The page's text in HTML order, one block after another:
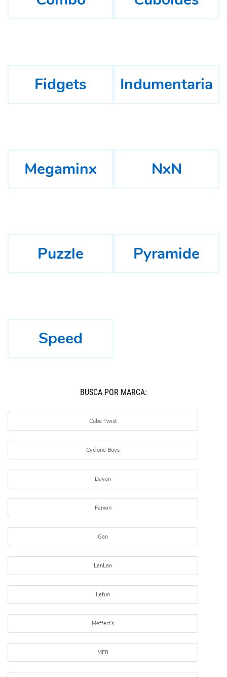
Fidgets Indumentaria
Megaminx NxN
Puzzle Pyramide
Speed
BUSCÁ POR MARCA:
Cube Twist
Cyclone Boys
Dayan
Fanxin
Gan
LanLan
Lefun
Meffert's
MF8